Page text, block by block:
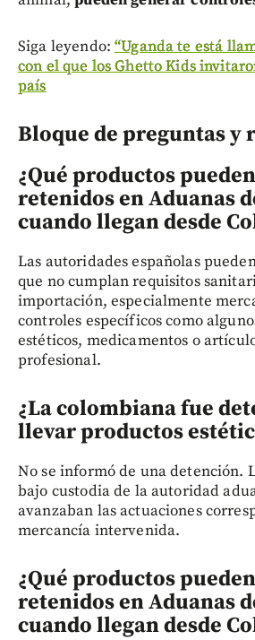
Siga leyendo:“Uganda te está
con el que los Ghetto Kids
país
Bloque de preguntas y
¿Qué productos
retenidos en Aduanas
cuando llegan desde
Las autoridades españolas
que no cumplan requisitos
importación, especialmente
controles específicos como
estéticos, medicamentos o
profesional.
¿La colombiana fue
llevar productos
No se informó de una detención.
bajo custodia de la autoridad
avanzaban las actuaciones
mercancía intervenida.
¿Qué productos
retenidos en Aduanas
cuando llegan desde